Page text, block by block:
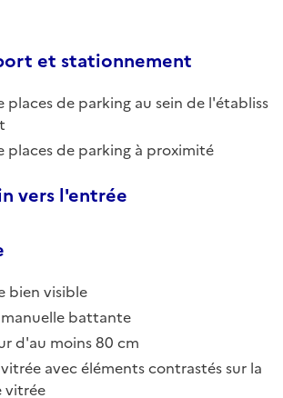
et stationnement
places de parking au sein de l'établiss
places de parking à proximité
vers l'entrée
bien visible
battante
d'au moins 80 cm
avec éléments contrastés sur la
vitrée